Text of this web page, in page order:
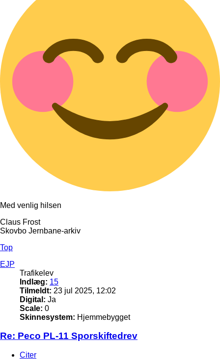
Med venlig hilsen
Claus Frost
Skovbo Jernbane-arkiv
Top
EJP
Trafikelev
Indlæg: 15
Tilmeldt: 23 jul 2025, 12:02
Digital: Ja
Scale: 0
Skinnesystem: Hjemmebygget
Re: Peco PL-11 Sporskiftedrev
Citer